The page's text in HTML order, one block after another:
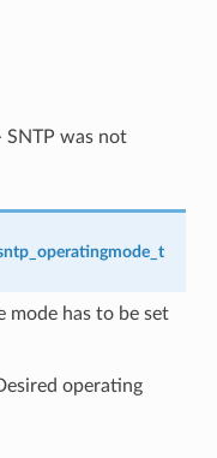
SNTP was not
mode has to be set
operating